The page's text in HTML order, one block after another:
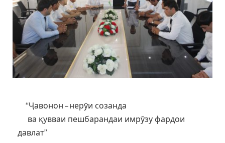
“Ҷавонон – нерӯи созанда
ва қувваи пешбарандаи имрӯзу фардои
давлат”